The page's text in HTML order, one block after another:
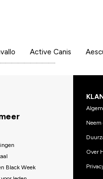
Active Canis
Black Week
Neem
Over